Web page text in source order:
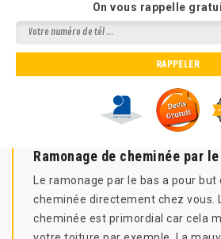
On vous rappelle
Ramonage de cheminée par
Le ramonage par le bas a pour
cheminée directement chez vous.
cheminée est primordial car cela